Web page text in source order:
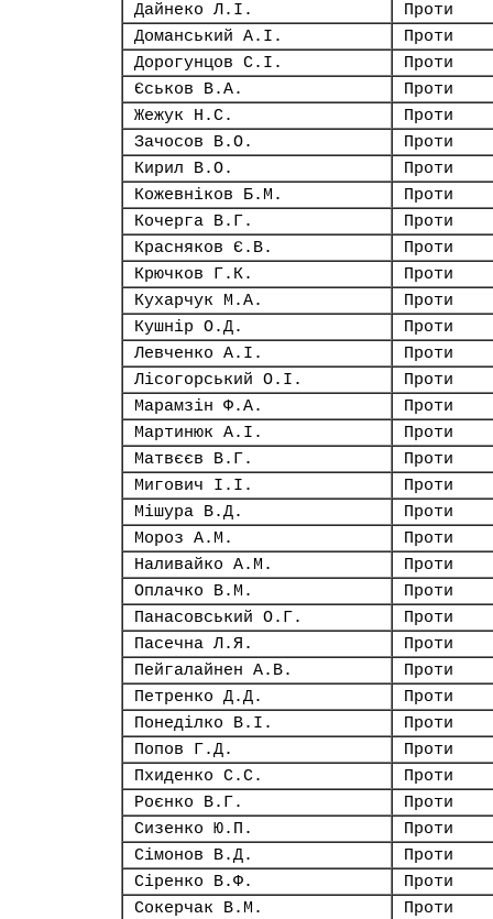
Дайнеко Л.І.
Проти
Доманський А.І.
Проти
Дорогунцов С.І.
Проти
Єськов В.А.
Проти
Жежук Н.С.
Проти
Зачосов В.О.
Проти
Кирил В.О.
Проти
Кожевніков Б.М.
Проти
Кочерга В.Г.
Проти
Красняков Є.В.
Проти
Крючков Г.К.
Проти
Кухарчук М.А.
Проти
Кушнір О.Д.
Проти
Левченко А.І.
Проти
Лісогорський О.І.
Проти
Марамзін Ф.А.
Проти
Мартинюк А.І.
Проти
Матвєєв В.Г.
Проти
Мигович І.І.
Проти
Мішура В.Д.
Проти
Мороз А.М.
Проти
Наливайко А.М.
Проти
Оплачко В.М.
Проти
Панасовський О.Г.
Проти
Пасечна Л.Я.
Проти
Пейгалайнен А.В.
Проти
Петренко Д.Д.
Проти
Понеділко В.І.
Проти
Попов Г.Д.
Проти
Пхиденко С.С.
Проти
Роєнко В.Г.
Проти
Сизенко Ю.П.
Проти
Сімонов В.Д.
Проти
Сіренко В.Ф.
Проти
Сокерчак В.М.
Проти